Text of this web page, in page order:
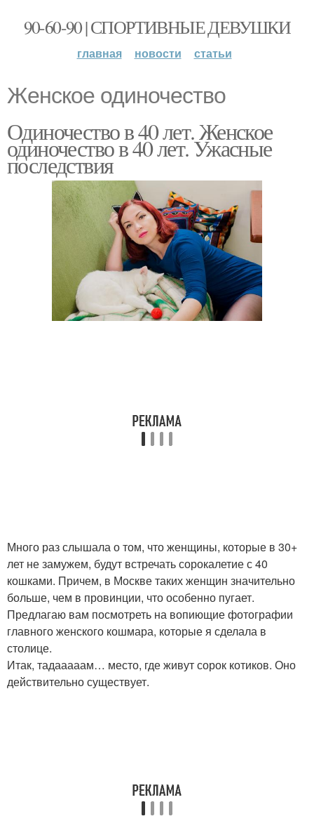
90-60-90 | СПОРТИВНЫЕ ДЕВУШКИ
главная новости статьи
Женское одиночество
Одиночество в 40 лет. Женское
одиночество в 40 лет. Ужасные
последствия
Много раз слышала о том, что женщины, которые в 30+
лет не замужем, будут встречать сорокалетие с 40
кошками. Причем, в Москве таких женщин значительно
больше, чем в провинции, что особенно пугает.
Предлагаю вам посмотреть на вопиющие фотографии
главного женского кошмара, которые я сделала в
столице.
Итак, тадааааам… место, где живут сорок котиков. Оно
действительно существует.